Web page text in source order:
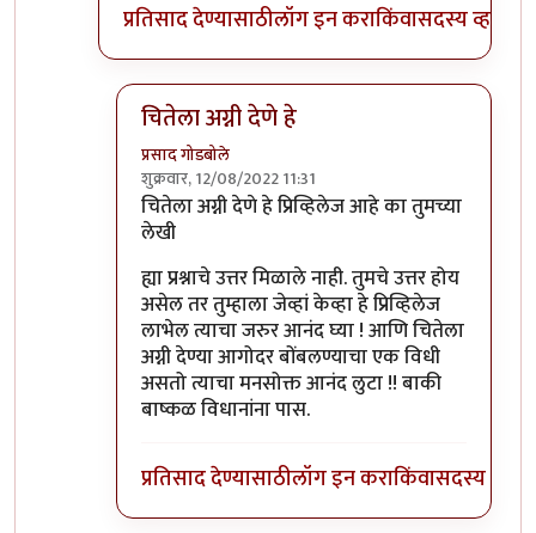
प्रतिसाद देण्यासाठीलॉग इन कराकिंवासदस्य व्हा
चितेला अग्नी देणे हे
प्रसाद गोडबोले
शुक्रवार, 12/08/2022 11:31
In reply toपुनश्च ..byभृशुंडी
चितेला अग्नी देणे हे प्रिव्हिलेज आहे का तुमच्या
लेखी
ह्या प्रश्नाचे उत्तर मिळाले नाही. तुमचे उत्तर होय
असेल तर तुम्हाला जेव्हां केव्हा हे प्रिव्हिलेज
लाभेल त्याचा जरुर आनंद घ्या ! आणि चितेला
अग्नी देण्या आगोदर बोंबलण्याचा एक विधी
असतो त्याचा मनसोक्त आनंद लुटा !! बाकी
बाष्कळ विधानांना पास.
प्रतिसाद देण्यासाठीलॉग इन कराकिंवासदस्य व्हा